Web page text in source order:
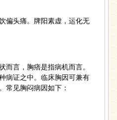
偏头痛。牌阳素虚，运化无
言，胸痞是指病机而言。
病证之中。临床胸因可兼有
常见胸闷病因如下：